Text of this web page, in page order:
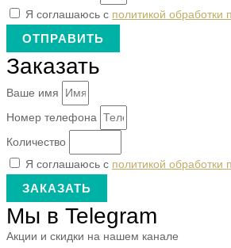
Я соглашаюсь с политикой
ОТПРАВИТЬ
Заказать
Ваше имя
Номер телефона
Количество
Я соглашаюсь с политикой
ЗАКАЗАТЬ
Мы в Telegram
Акции и скидки на нашем канале